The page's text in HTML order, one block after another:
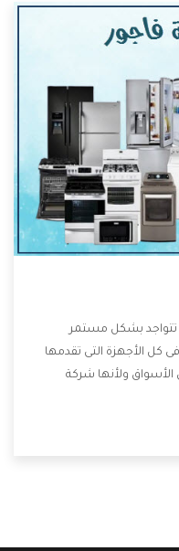
تتواجد بشكل مستمر
كل الأجهزة التى تقدمها
الأسواق ولأنها شركة
التى تسهل على